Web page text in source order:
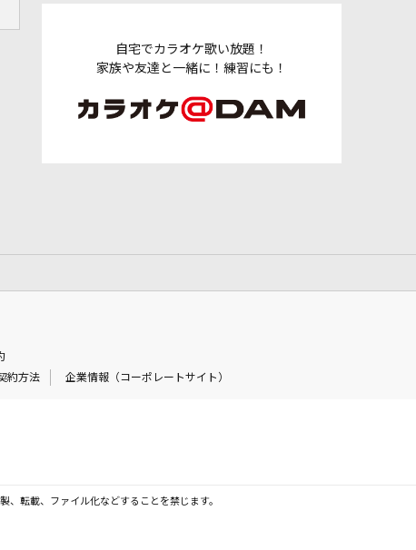
自宅でカラオケ歌い放題！
家族や友達と一緒に！練習にも！
約方法 企業情報（コーポレートサイト）
、転載、ファイル化などすることを禁じます。